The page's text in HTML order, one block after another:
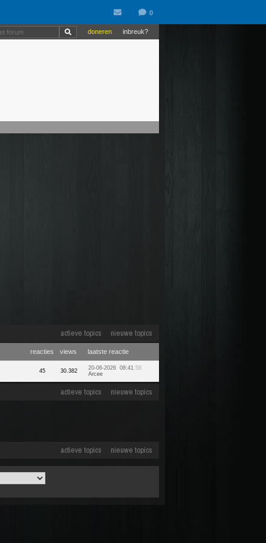
inbreuk?
doneren
actieve topics nieuwe topics
reacties views laatste reactie
45 30.382 20-06-2026 08:41:58
Arcee
actieve topics nieuwe topics
actieve topics nieuwe topics